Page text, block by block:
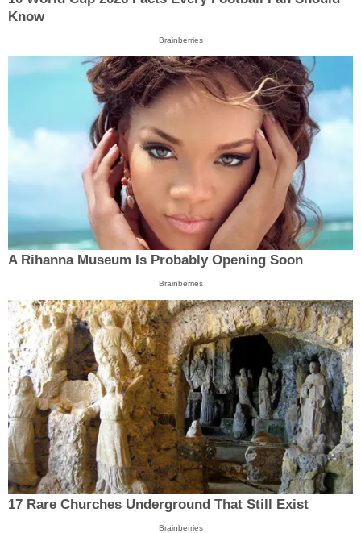
Know
Brainberries
A Rihanna Museum Is Probably Opening Soon
Brainberries
17 Rare Churches Underground That Still Exist
Brainberries